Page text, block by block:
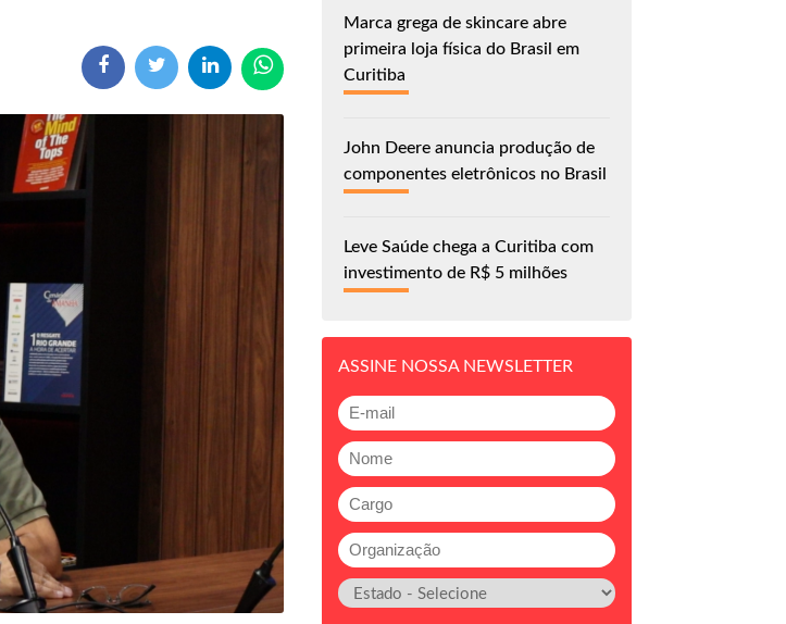
Marca grega de skincare abre
primeira loja física do Brasil em
Curitiba
John Deere anuncia produção de
componentes eletrônicos no Brasil
Leve Saúde chega a Curitiba com
investimento de R$ 5 milhões
ASSINE NOSSA NEWSLETTER